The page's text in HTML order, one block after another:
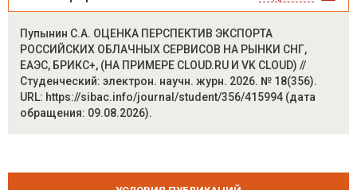
Пупынин С.А. ОЦЕНКА ПЕРСПЕКТИВ ЭКСПОРТА
РОССИЙСКИХ ОБЛАЧНЫХ СЕРВИСОВ НА РЫНКИ СНГ,
ЕАЭС, БРИКС+, (НА ПРИМЕРЕ CLOUD.RU И VK CLOUD) //
Студенческий: электрон. научн. журн. 2026. № 18(356).
URL: https://sibac.info/journal/student/356/415994 (дата
обращения: 09.08.2026).